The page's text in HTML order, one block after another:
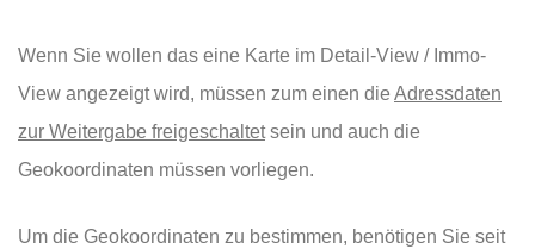
Wenn Sie wollen das eine Karte im Detail-View / Immo-
View angezeigt wird, müssen zum einen die Adressdaten
zur Weitergabe freigeschaltetsein und auch die
Geokoordinaten müssen vorliegen.
Um die Geokoordinaten zu bestimmen, benötigen Sie seit